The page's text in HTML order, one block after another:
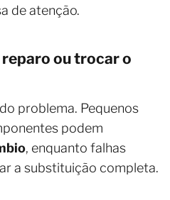
de atenção.
reparo ou trocar o
problema. Pequenos
podem
, enquanto falhas
a substituição completa.